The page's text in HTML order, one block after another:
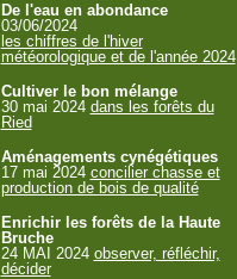
De l'eau en abondance
03/06/2024
les chiffres de l'hiver
météorologique et de l'année 2024
Cultiver le bon mélange
30 mai 2024 dans les forêts du
Ried
Aménagements cynégétiques
17 mai 2024 concilier chasse et
production de bois de qualité
Enrichir les forêts de la Haute
Bruche
24 MAI 2024 observer, réfléchir,
décider